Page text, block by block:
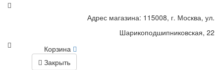
Адрес магазина: 115008, г. Москва, ул.
Шарикоподшипниковская, 22
Корзина
Закрыть